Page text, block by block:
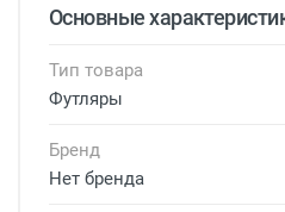
Основные
Тип товара
Футляры
Бренд
Нет бренда